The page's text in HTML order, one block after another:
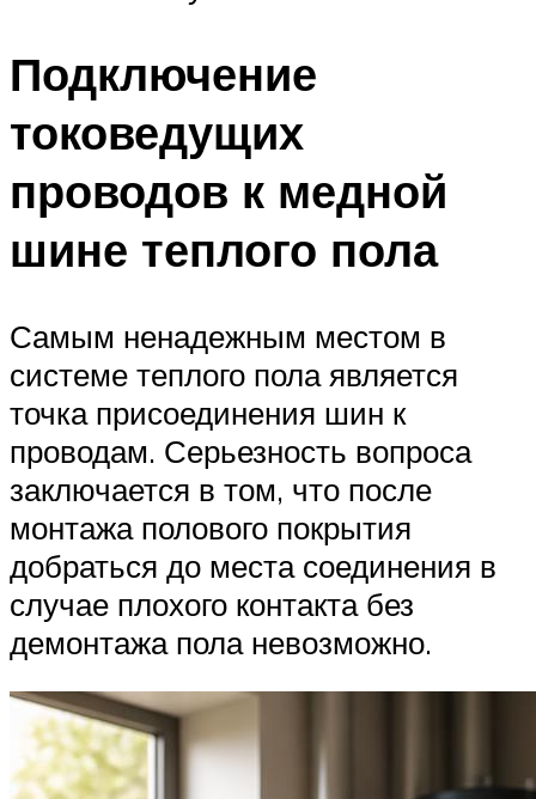
Подключение
токоведущих
проводов к медной
шине теплого пола
Самым ненадежным местом в
системе теплого пола является
точка присоединения шин к
проводам. Серьезность вопроса
заключается в том, что после
монтажа полового покрытия
добраться до места соединения в
случае плохого контакта без
демонтажа пола невозможно.